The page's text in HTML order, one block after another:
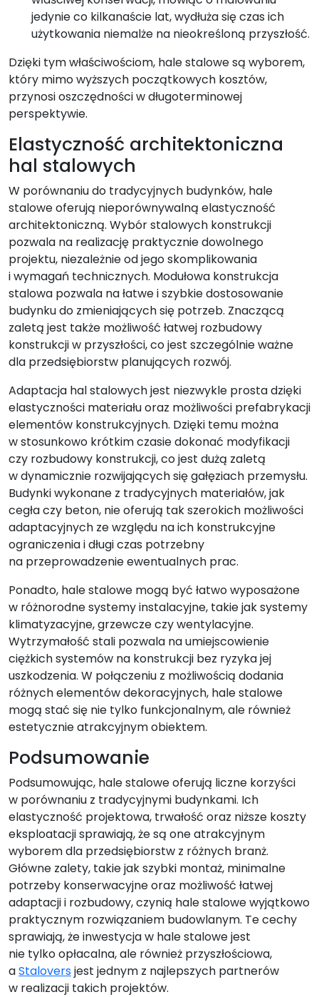
jedynie co kilkanaście lat, wydłuża się czas ich
użytkowania niemalże na nieokreśloną przyszłość.
Dzięki tym właściwościom, hale stalowe są wyborem,
który mimo wyższych początkowych kosztów,
przynosi oszczędności w długoterminowej
perspektywie.
Elastyczność architektoniczna
hal stalowych
W porównaniu do tradycyjnych budynków, hale
stalowe oferują nieporównywalną elastyczność
architektoniczną. Wybór stalowych konstrukcji
pozwala na realizację praktycznie dowolnego
projektu, niezależnie od jego skomplikowania
i wymagań technicznych. Modułowa konstrukcja
stalowa pozwala na łatwe i szybkie dostosowanie
budynku do zmieniających się potrzeb. Znaczącą
zaletą jest także możliwość łatwej rozbudowy
konstrukcji w przyszłości, co jest szczególnie ważne
dla przedsiębiorstw planujących rozwój.
Adaptacja hal stalowych jest niezwykle prosta dzięki
elastyczności materiału oraz możliwości prefabrykacji
elementów konstrukcyjnych. Dzięki temu można
w stosunkowo krótkim czasie dokonać modyfikacji
czy rozbudowy konstrukcji, co jest dużą zaletą
w dynamicznie rozwijających się gałęziach przemysłu.
Budynki wykonane z tradycyjnych materiałów, jak
cegła czy beton, nie oferują tak szerokich możliwości
adaptacyjnych ze względu na ich konstrukcyjne
ograniczenia i długi czas potrzebny
na przeprowadzenie ewentualnych prac.
Ponadto, hale stalowe mogą być łatwo wyposażone
w różnorodne systemy instalacyjne, takie jak systemy
klimatyzacyjne, grzewcze czy wentylacyjne.
Wytrzymałość stali pozwala na umiejscowienie
ciężkich systemów na konstrukcji bez ryzyka jej
uszkodzenia. W połączeniu z możliwością dodania
różnych elementów dekoracyjnych, hale stalowe
mogą stać się nie tylko funkcjonalnym, ale również
estetycznie atrakcyjnym obiektem.
Podsumowanie
Podsumowując, hale stalowe oferują liczne korzyści
w porównaniu z tradycyjnymi budynkami. Ich
elastyczność projektowa, trwałość oraz niższe koszty
eksploatacji sprawiają, że są one atrakcyjnym
wyborem dla przedsiębiorstw z różnych branż.
Główne zalety, takie jak szybki montaż, minimalne
potrzeby konserwacyjne oraz możliwość łatwej
adaptacji i rozbudowy, czynią hale stalowe wyjątkowo
praktycznym rozwiązaniem budowlanym. Te cechy
sprawiają, że inwestycja w hale stalowe jest
nie tylko opłacalna, ale również przyszłościowa,
aStaloversjest jednym z najlepszych partnerów
w realizacji takich projektów.